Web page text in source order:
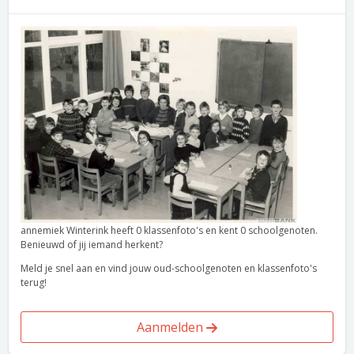
annemiek Winterink heeft 0 klassenfoto's en kent 0 schoolgenoten.
Benieuwd of jij iemand herkent?
Meld je snel aan en vind jouw oud-schoolgenoten en klassenfoto's
terug!
Aanmelden